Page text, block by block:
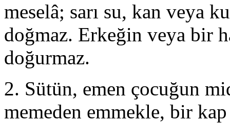
meselâ; sarı su, kan veya
doğmaz. Erkeğin veya bir
doğurmaz.
2. Sütün, emen çocuğun
memeden emmekle, bir